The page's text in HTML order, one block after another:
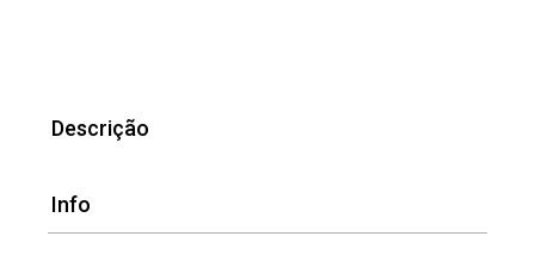
Descrição
Info